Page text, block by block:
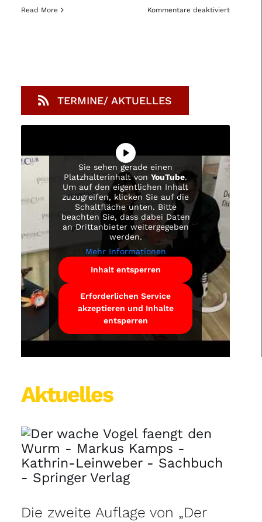
Read More Kommentare deaktiviertfür
Der
TERMINE/ AKTUELLES
Sie sehen gerade einen
Platzhalterinhalt vonYouTube.
Um auf den eigentlichen Inhalt
zuzugreifen, klicken Sie auf die
Schaltfläche unten. Bitte
beachten Sie, dass dabei Daten
an Drittanbieter weitergegeben
werden.
Mehr Informationen
Inhalt entsperren
Erforderlichen Service
akzeptieren und Inhalte
entsperren
Aktuelles
Die zweite Auflage von „Der